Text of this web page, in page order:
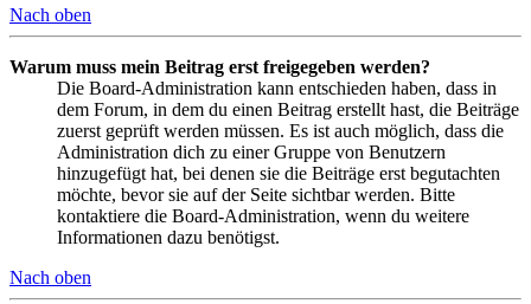
Nach oben
Warum muss mein Beitrag erst freigegeben werden?
Die Board-Administration kann entschieden haben, dass in
dem Forum, in dem du einen Beitrag erstellt hast, die Beiträge
zuerst geprüft werden müssen. Es ist auch möglich, dass die
Administration dich zu einer Gruppe von Benutzern
hinzugefügt hat, bei denen sie die Beiträge erst begutachten
möchte, bevor sie auf der Seite sichtbar werden. Bitte
kontaktiere die Board-Administration, wenn du weitere
Informationen dazu benötigst.
Nach oben